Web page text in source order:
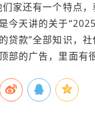
们家还有一个特点
今天讲的关于
贷款”全部知识，
部的广告，里面有